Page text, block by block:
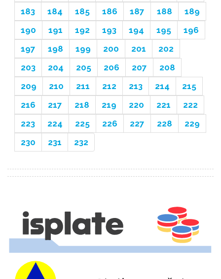
183 184 185 186 187 188
189
190
191 192 193 194 195
196
197
198 199 200 201
202
203
204 205 206 207
208
209
210 211 212 213 214
215
216
217 218 219 220 221
222
223
224 225 226 227 228
229
230
231 232